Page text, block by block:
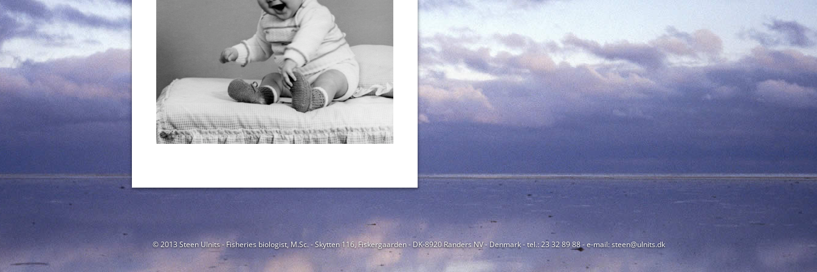
© 2013 Steen Ulnits - Fisheries biologist, M.Sc. - Skytten 116, Fiskergaarden - DK-8920 Randers NV - Denmark - tel.: 23 32 89 88 - e-mail: steen@ulnits.dk